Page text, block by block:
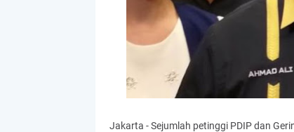
Jakarta - Sejumlah petinggi PDIP dan